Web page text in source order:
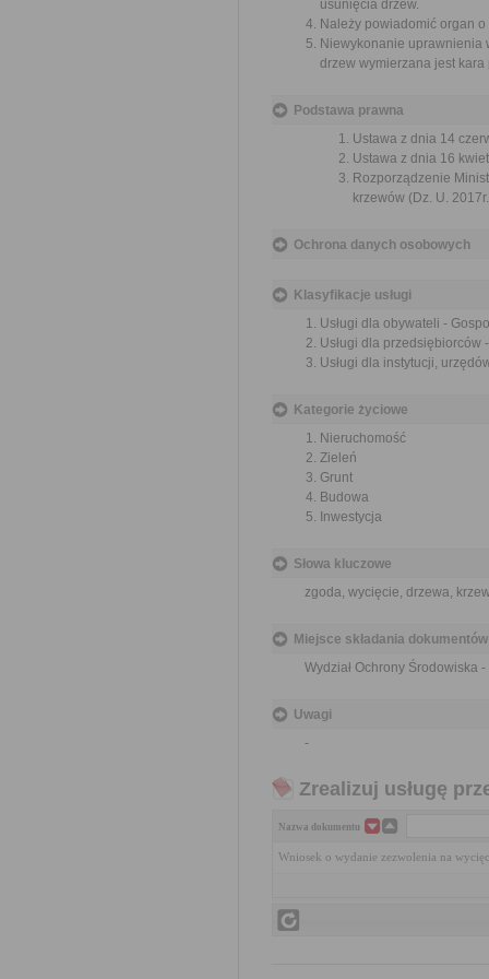
usunięcia drzew.
Należy powiadomić organ
Niewykonanie uprawnienia
drzew wymierzana jest kara
Podstawa prawna
Ustawa z dnia 14
Ustawa z dnia 16
Rozporządzenie
krzewów (Dz. U.
Ochrona danych osobowych
Klasyfikacje usługi
Usługi dla obywateli -
Usługi dla przedsiębiorców
Usługi dla instytucji,
Kategorie życiowe
Nieruchomość
Zieleń
Grunt
Budowa
Inwestycja
Słowa kluczowe
zgoda, wycięcie, drzewa,
Miejsce składania dokumentów
Wydział Ochrony Środowiska
Uwagi
-
Zrealizuj usługę
Nazwa dokumentu
Wniosek o wydanie zezwolenia na